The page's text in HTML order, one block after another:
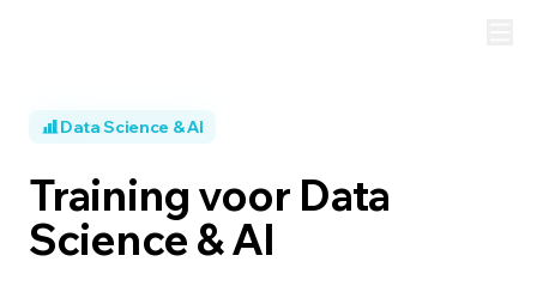
Data Science & AI
Training voor Data
Science & AI